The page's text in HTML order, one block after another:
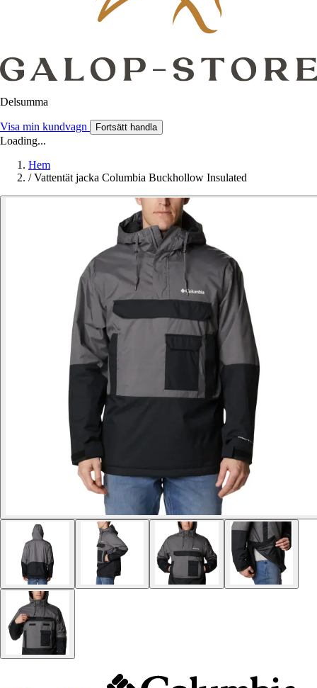
Delsumma
Visa min kundvagn Fortsätt handla
Loading...
Hem
/ Vattentät jacka Columbia Buckhollow Insulated